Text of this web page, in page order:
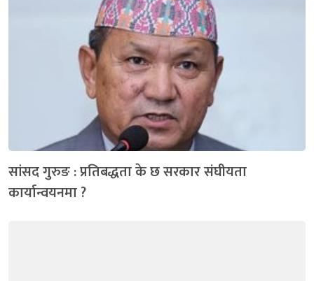
सांसद गुरुङ : प्रतिबद्धता के छ सरकार संघीयता
कार्यान्वयनमा ?